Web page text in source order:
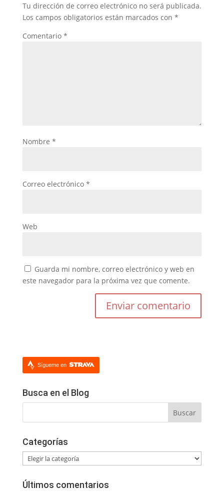
Tu dirección de correo electrónico no será publicada.
Los campos obligatorios están marcados con *
Comentario *
Nombre *
Correo electrónico *
Web
Guarda mi nombre, correo electrónico y web en
este navegador para la próxima vez que comente.
Sígueme en
Busca en el Blog
Categorías
Categorías
Últimos comentarios